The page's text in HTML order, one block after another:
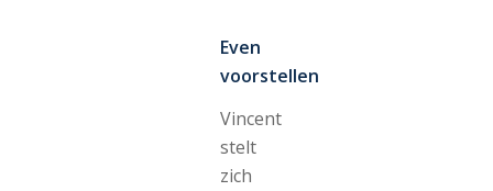
Even
voorstellen
Vincent
stelt
zich